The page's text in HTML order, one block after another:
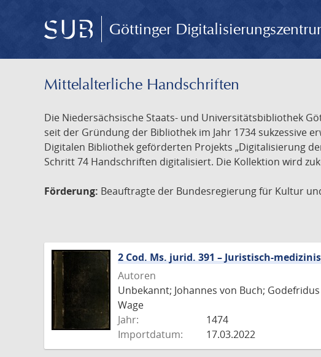
Göttinger
Mittelalterliche Handschriften
Die Niedersächsische Staats- und Universitätsbibliothek
seit der Gründung der Bibliothek im Jahr 1734 sukzessive
Digitalen Bibliothek geförderten Projekts „Digitalisierung
Schritt 74 Handschriften digitalisiert. Die Kollektion wird
Förderung: Beauftragte der Bundesregierung für Kultur
2 Cod. Ms. jurid. 391 – Juristisch-
Autoren
Unbekannt; Johannes von Buch;
Wage
Jahr:
1474
Importdatum:
17.03.2022